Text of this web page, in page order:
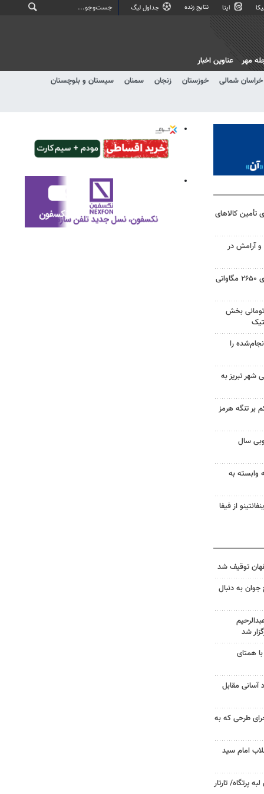
ایتا نتایج زنده جداول لیگ
خراسان شمالی خوزستان زنجان سمنان
سیستان و بلوچستان
مهر عناوین اخبار
تأمین کالاهای
و آرامش در
حسینی: ایجاد نیروگاه خورشیدی ۲۶۵۰ مگاواتی
تومانی بخش
را
شهر تبریز به
بر تنگه هرمز
سال
وابسته به
از فیفا
به دنبال
شد
همتای
آسانی مقابل
طرحی که به
امام سید
پرتگاه/ تارتار